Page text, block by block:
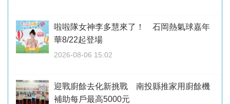
啦啦隊女神李多慧來了！ 石岡熱氣球嘉年
華8/22起登場
2026-08-06 15:02
迎戰廚餘去化新挑戰 南投縣推家用廚餘機
補助每戶最高5000元